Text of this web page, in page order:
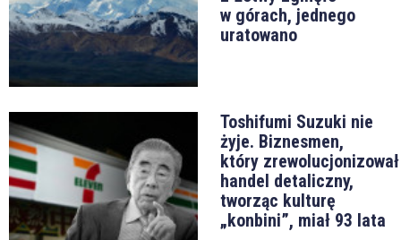
w górach, jednego
uratowano
Toshifumi Suzuki nie
żyje. Biznesmen,
który zrewolucjonizował
handel detaliczny,
tworząc kulturę
„konbini”, miał 93 lata